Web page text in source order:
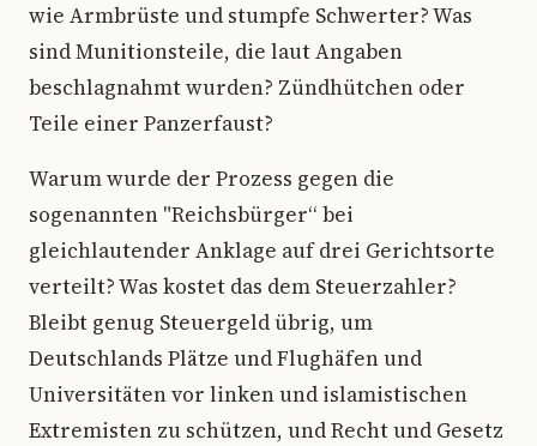
wie Armbrüste und stumpfe Schwerter? Was
sind Munitionsteile, die laut Angaben
beschlagnahmt wurden? Zündhütchen oder
Teile einer Panzerfaust?
Warum wurde der Prozess gegen die
sogenannten "Reichsbürger“ bei
gleichlautender Anklage auf drei Gerichtsorte
verteilt? Was kostet das dem Steuerzahler?
Bleibt genug Steuergeld übrig, um
Deutschlands Plätze und Flughäfen und
Universitäten vor linken und islamistischen
Extremisten zu schützen, und Recht und Gesetz